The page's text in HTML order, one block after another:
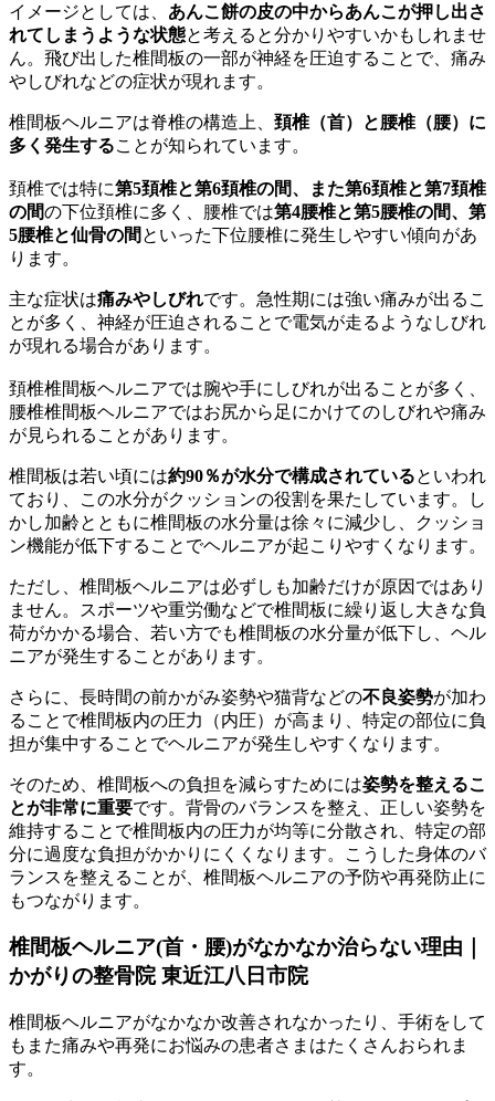
イメージとしては、 あんこ餅の皮の中からあんこが押し出さ
れてしまうような状態と考えると分かりやすいかもしれませ
ん。飛び出した椎間板の一部が神経を圧迫することで、痛み
やしびれなどの症状が現れます。
椎間板ヘルニアは脊椎の構造上、 頚椎（首）と腰椎（腰）に
多く発生することが知られています。
頚椎では特に第5頚椎と第6頚椎の間、また第6頚椎と第7頚椎
の間の下位頚椎に多く、腰椎では第4腰椎と第5腰椎の間、第
5腰椎と仙骨の間 といった下位腰椎に発生しやすい傾向があ
ります。
主な症状は痛みやしびれです。急性期には強い痛みが出るこ
とが多く、神経が圧迫されることで電気が走るようなしびれ
が現れる場合があります。
頚椎椎間板ヘルニアでは腕や手にしびれが出ることが多く、
腰椎椎間板ヘルニアではお尻から足にかけてのしびれや痛み
が見られることがあります。
椎間板は若い頃には約90％が水分で構成されているといわれ
ており、この水分がクッションの役割を果たしています。し
かし加齢とともに椎間板の水分量は徐々に減少し、クッショ
ン機能が低下することでヘルニアが起こりやすくなります。
ただし、椎間板ヘルニアは必ずしも加齢だけが原因ではあり
ません。スポーツや重労働などで椎間板に繰り返し大きな負
荷がかかる場合、若い方でも椎間板の水分量が低下し、ヘル
ニアが発生することがあります。
さらに、長時間の前かがみ姿勢や猫背などの不良姿勢が加わ
ることで椎間板内の圧力（内圧）が高まり、特定の部位に負
担が集中することでヘルニアが発生しやすくなります。
そのため、椎間板への負担を減らすためには姿勢を整えるこ
とが非常に重要です。背骨のバランスを整え、正しい姿勢を
維持することで椎間板内の圧力が均等に分散され、特定の部
分に過度な負担がかかりにくくなります。こうした身体のバ
ランスを整えることが、椎間板ヘルニアの予防や再発防止に
もつながります。
椎間板ヘルニア(首・腰)がなかなか治らない理由｜
かがりの整骨院 東近江八日市院
椎間板ヘルニアがなかなか改善されなかったり、手術をして
もまた痛みや再発にお悩みの患者さまはたくさんおられま
す。